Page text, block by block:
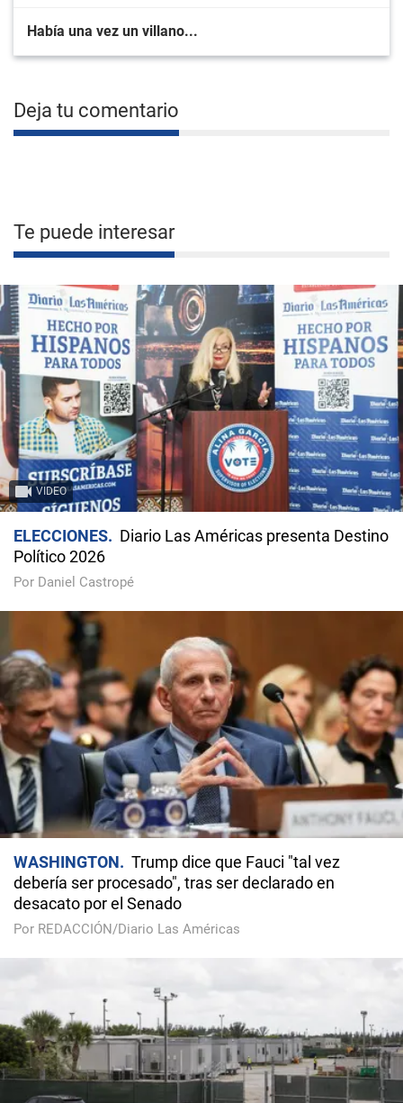
Había una vez un villano...
Deja tu comentario
Te puede interesar
VIDEO
ELECCIONES
Diario Las Américas presenta Destino
Político 2026
Por Daniel Castropé
WASHINGTON
Trump dice que Fauci "tal vez
debería ser procesado", tras ser declarado en
desacato por el Senado
Por REDACCIÓN/Diario Las Américas